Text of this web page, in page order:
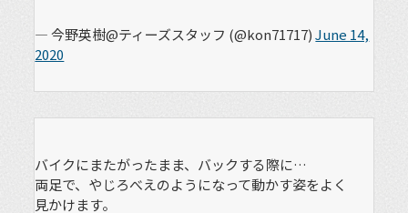
— 今野英樹@ティーズスタッフ (@kon71717)June 14,
2020
バイクにまたがったまま、バックする際に…
両足で、やじろべえのようになって動かす姿をよく
見かけます。